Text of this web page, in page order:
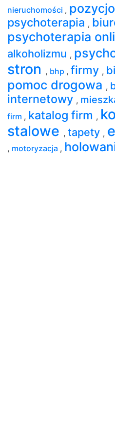
nieruchomości ,
psychoterapia ,
psychoterapia
alkoholizmu ,
stron , bhp , firmy ,
pomoc drogowa ,
internetowy ,
firm , katalog firm ,
stalowe , tapety ,
, motoryzacja ,